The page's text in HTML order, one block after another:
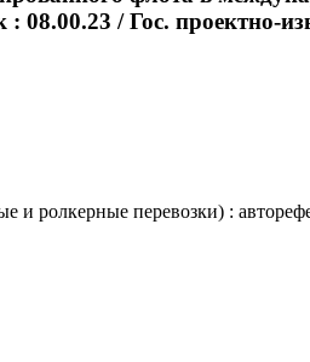
: 08.00.23 / Гос. проектно-
и ролкерные перевозки) :